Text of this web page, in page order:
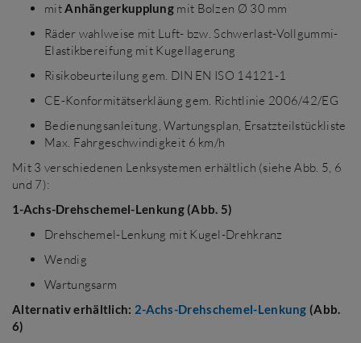
mitAnhängerkupplung mit Bolzen Ø 30 mm
Räder wahlweise mit Luft- bzw. Schwerlast-Vollgummi-
Elastikbereifung mit Kugellagerung
Risikobeurteilung gem. DIN EN ISO 14121-1
CE-Konformitätserkläung gem. Richtlinie 2006/42/EG
Bedienungsanleitung, Wartungsplan, Ersatzteilstückliste
Max. Fahrgeschwindigkeit 6 km/h
Mit 3 verschiedenen Lenksystemen erhältlich (siehe Abb. 5, 6
und 7):
1-Achs-Drehschemel-Lenkung (Abb. 5)
Drehschemel-Lenkung mit Kugel-Drehkranz
Wendig
Wartungsarm
Alternativ erhältlich: 2-Achs-Drehschemel-Lenkung (Abb.
6)